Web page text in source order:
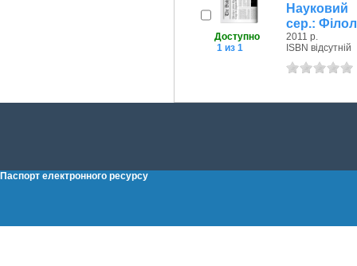
Доступно
1 из 1
Науковий
сер.:
2011 р.
ISBN відсутній
Паспорт електронного ресурсу